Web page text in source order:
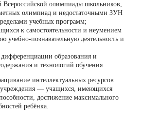
Всероссийской олимпиады школьников,
олимпиад и недостаточными ЗУН
учебных программ;
к самостоятельности и неумением
учебно-познавательную деятельность и
образования и
и технологий обучения.
интеллектуальных ресурсов
учреждения — учащихся, имеющихся
достижение максимального
ребёнка.